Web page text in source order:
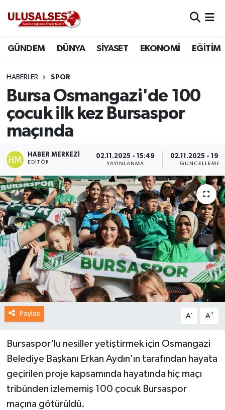
GÜNDEM DÜNYA SİYASET EKONOMİ EĞİTİM
HABERLER SPOR
Bursa Osmangazi'de 100
çocuk ilk kez Bursaspor
maçında
HABER MERKEZI
EDITÖR
02.11.2025 - 15:49
YAYINLANMA
02.11.2025 -
GÜNCELLEME
Paylaş A- A+
Bursaspor'lu nesiller yetiştirmek için Osmangazi
Belediye Başkanı Erkan Aydın'ın tarafından hayata
geçirilen proje kapsamında hayatında hiç maçı
tribünden izlememiş 100 çocuk Bursaspor
maçına götürüldü.
DÜNYA
SİYASET
EKONOMİ
EĞİTİM
SAĞLIK
MAGAZİN
SPOR
Trafik Durumu
Süper Lig Puan Durumu ve Fikstür
Tüm Manşetler
Son Dakika Haberleri
Haber Arşivi